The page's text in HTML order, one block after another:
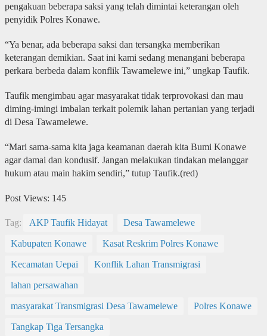
pengakuan beberapa saksi yang telah dimintai keterangan oleh
penyidik Polres Konawe.
“Ya benar, ada beberapa saksi dan tersangka memberikan
keterangan demikian. Saat ini kami sedang menangani beberapa
perkara berbeda dalam konflik Tawamelewe ini,” ungkap Taufik.
Taufik mengimbau agar masyarakat tidak terprovokasi dan mau
diming-imingi imbalan terkait polemik lahan pertanian yang terjadi
di Desa Tawamelewe.
“Mari sama-sama kita jaga keamanan daerah kita Bumi Konawe
agar damai dan kondusif. Jangan melakukan tindakan melanggar
hukum atau main hakim sendiri,” tutup Taufik.(red)
Post Views: 145
Tag: AKP Taufik Hidayat Desa Tawamelewe
Kabupaten Konawe Kasat Reskrim Polres Konawe
Kecamatan Uepai Konflik Lahan Transmigrasi
lahan persawahan
masyarakat Transmigrasi Desa Tawamelewe Polres Konawe
Tangkap Tiga Tersangka